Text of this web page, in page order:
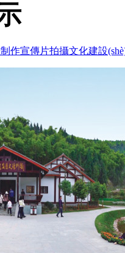
作宣傳片拍攝文化建設